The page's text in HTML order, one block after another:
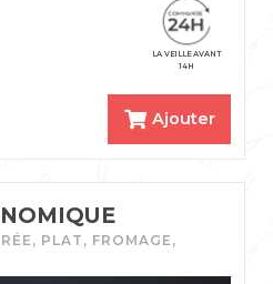
LA VEILLE AVANT
14H
Ajouter
PLAT, FROMAGE,